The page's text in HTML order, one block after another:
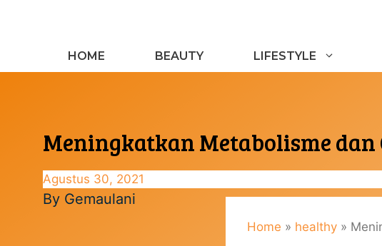
HOME BEAUTY LIFESTYLE
Meningkatkan Metabolisme
Agustus 30, 2021
By Gemaulani
Home » healthy»